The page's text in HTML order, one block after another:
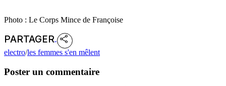
Photo : Le Corps Mince de Françoise
PARTAGER
electro/les femmes s'en mêlent
Poster un commentaire